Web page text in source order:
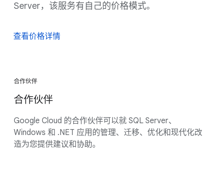
Server，该服务有自己的价格模式。
查看价格详情
合作伙伴
合作伙伴
Google Cloud 的合作伙伴可以就 SQL Server、
Windows 和 .NET 应用的管理、迁移、优化和现代化改
造为您提供建议和协助。